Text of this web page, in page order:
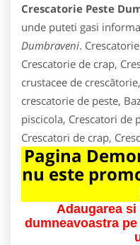
Crescatorie Peste
unde puteti gasi
Dumbraveni.
Crescatorie de crap,
crustacee de
crescatorie de peste,
piscicola, Crescatori de
Crescatori de crap,
Pagina
nu este
Adaugarea
dumneavoastra